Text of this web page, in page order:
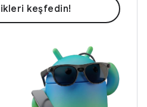
keşfedin!